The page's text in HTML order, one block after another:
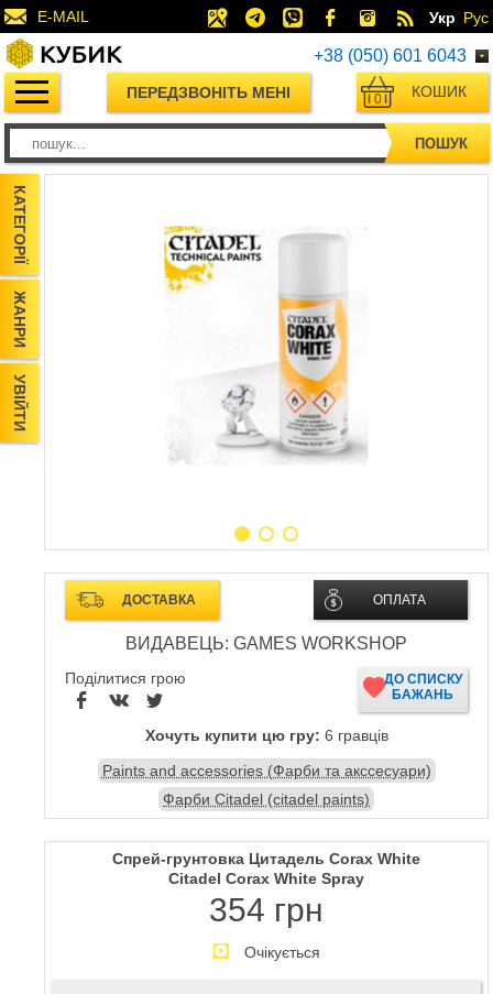
E-MAIL Укр Рус
+38 (050) 601 6043
ПЕРЕДЗВОНІТЬ МЕНІ КОШИК
0
ПОШУК
КАТЕГОРІЇ
ЖАНРИ
УВІЙТИ
ДОСТАВКА ОПЛАТА
ВИДАВЕЦЬ: GAMES WORKSHOP
Поділитися грою
ДО СПИСКУ
БАЖАНЬ
Хочуть купити цю гру: 6 гравців
Paints and accessories (Фарби та акссесуари)
Фарби Citadel (citadel paints)
Спрей-грунтовка Цитадель Corax White
Citadel Corax White Spray
354 грн
Очікується